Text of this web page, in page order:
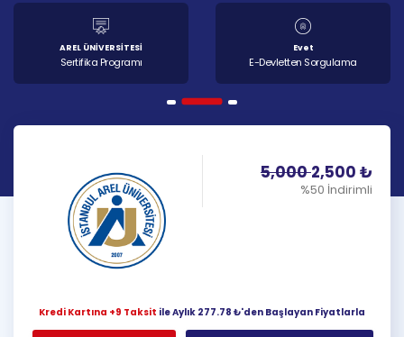
AREL ÜNİVERSİTESİ
Sertifika Programı
Evet
E-Devletten Sorgulama
5,0002,500 ₺
%50 İndirimli
Kredi Kartına +9 Taksit ile Aylık 277.78 ₺'den Başlayan Fiyatlarla